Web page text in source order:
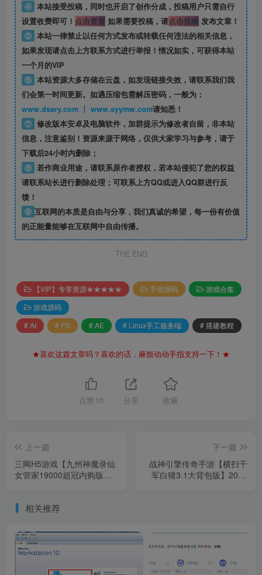
④ 本站接受投稿，同时也开启了创作分成，投稿用户只需自行
设置收费即可！ 点击查看如果需要投稿，请点击投稿发布文章！
⑤ 本站一律禁止以任何方式发布或转载任何违法的相关信息，
如果发现请点击上方联系方式进行举报！情况如实，可获得本站
一个月的VIP
⑥ 本站资源大多存储在云盘，如发现链接失效，请联系我们我
们会第一时间更新。如遇压缩包需解压密码，一般为：
www.dsary.com 丨 www.syymw.com请知悉！
⑦ 修改版本安卓及电脑软件，加群提示为修改者自留， 非本站
信息，注意鉴别！资源来源于网络，仅供大家学习与参考，请于
下载后24小时内删除；
⑧ 若作商业用途，请联系原作者授权，若本站侵犯了您的权益
请联系站长进行删除处理；可联系上方QQ或进入QQ群进行反
馈！
⑨ 互联网的本质是自由与分享，我们真诚的希望，每一份有价值
的正能量能够在互联网中自由传播。
THE END
【VIP】专享资源★★★★★ 手游源码
游戏合集
游戏源码
# AI
# PS # AE # Linux手工服务端 # 搭建教程
★喜欢这篇文章吗？喜欢的话，麻烦动动手指支持一下！★
点赞 10 分享 收藏
上一篇
三网H5游戏【九州神魔录仙
女管家19000超冠内购版】
表工具+管理后台+GM加币
下一篇
战神引擎传奇手游【横扫千
军白猪3.1大背包版】2025
相关推荐